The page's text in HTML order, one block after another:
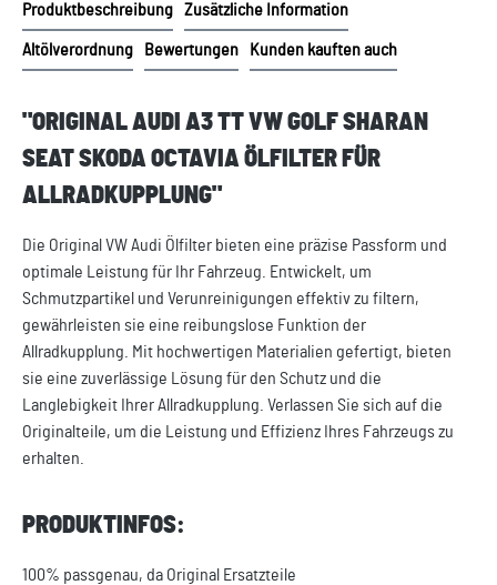
Produktbeschreibung Zusätzliche Information
Altölverordnung Bewertungen Kunden kauften auch
"ORIGINAL AUDI A3 TT VW GOLF SHARAN
SEAT SKODA OCTAVIA ÖLFILTER FÜR
ALLRADKUPPLUNG"
Die Original VW Audi Ölfilter bieten eine präzise Passform und
optimale Leistung für Ihr Fahrzeug. Entwickelt, um
Schmutzpartikel und Verunreinigungen effektiv zu filtern,
gewährleisten sie eine reibungslose Funktion der
Allradkupplung. Mit hochwertigen Materialien gefertigt, bieten
sie eine zuverlässige Lösung für den Schutz und die
Langlebigkeit Ihrer Allradkupplung. Verlassen Sie sich auf die
Originalteile, um die Leistung und Effizienz Ihres Fahrzeugs zu
erhalten.
PRODUKTINFOS:
100% passgenau, da Original Ersatzteile